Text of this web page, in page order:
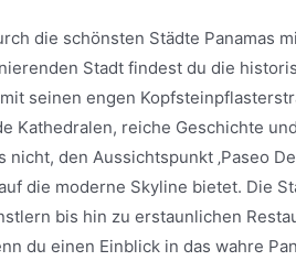
die schönsten Städte Panamas
Stadt findest du die
seinen engen
Kathedralen, reiche Geschichte
den Aussichtspunkt ‚Paseo
die moderne Skyline bietet. Die
bis hin zu erstaunlichen
du einen Einblick in das wahre